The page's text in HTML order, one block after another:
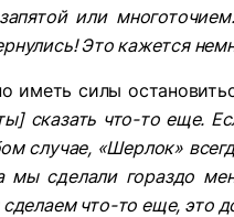
или
Это кажется
иметь силы
сказать что-то еще.
случае, «Шерлок»
мы сделали гораздо
что-то еще, это